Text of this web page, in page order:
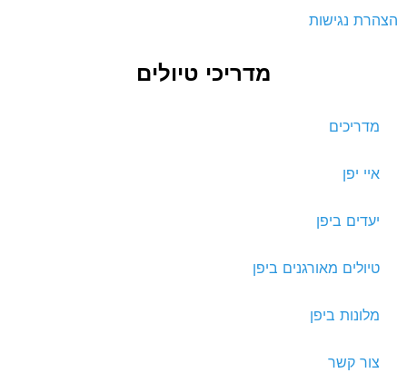
נגישות
מדריכי טיולים
מדריכים
איי יפן
יעדים ביפן
טיולים מאורגנים ביפן
מלונות ביפן
צור קשר